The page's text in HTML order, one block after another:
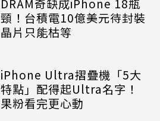
DRAM奇缺成iPhone 18瓶
頸！台積電10億美元待封裝
晶片只能枯等
iPhone Ultra摺疊機「5大
特點」配得起Ultra名字！
果粉看完更心動